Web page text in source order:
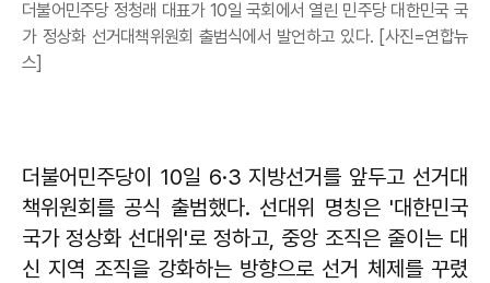
더불어민주당 정청래 대표가 10일 국회에서 열린 민주당 대한민국 국
가 정상화 선거대책위원회 출범식에서 발언하고 있다. [사진=연합뉴
스]
더불어민주당이 10일 6·3 지방선거를 앞두고 선거대
책위원회를 공식 출범했다. 선대위 명칭은 '대한민국
국가 정상화 선대위'로 정하고, 중앙 조직은 줄이는 대
신 지역 조직을 강화하는 방향으로 선거 체제를 꾸렸